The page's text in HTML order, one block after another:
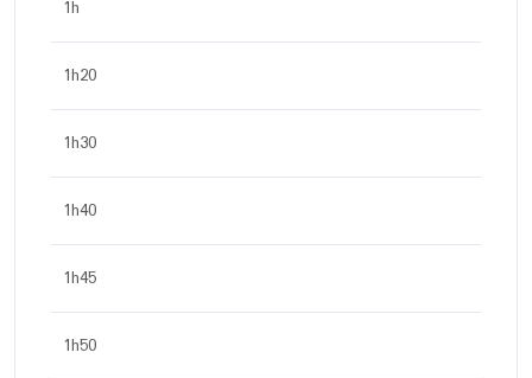
1h
1h20
1h30
1h40
1h45
1h50